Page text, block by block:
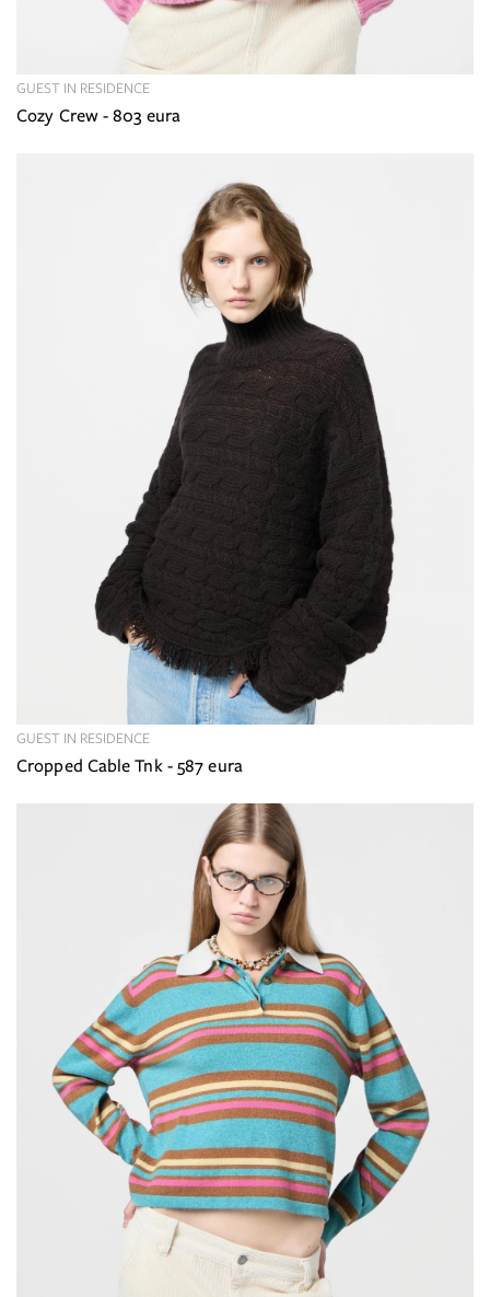
Cozy Crew - 803 eura
GUEST IN RESIDENCE
Cropped Cable Tnk - 587 eura
GUEST IN RESIDENCE